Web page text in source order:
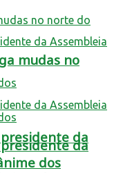
da
mudas no
da
dos